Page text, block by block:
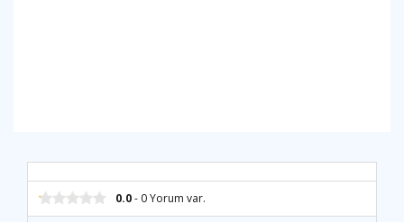
0.0- 0 Yorum var.